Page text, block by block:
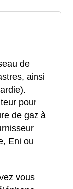
de
ainsi
pour
de gaz à
Eni ou
vous